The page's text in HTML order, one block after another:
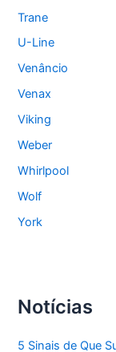
Trane
U-Line
Venâncio
Venax
Viking
Weber
Whirlpool
Wolf
York
Notícias
5 Sinais de Que